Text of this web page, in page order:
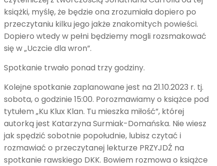
książki, myślę, że będzie ona zrozumiała dopiero po
przeczytaniu kilku jego jakże znakomitych powieści.
Dopiero wtedy w pełni będziemy mogli rozsmakować
się w „Uczcie dla wron”.
Spotkanie trwało ponad trzy godziny.
Kolejne spotkanie zaplanowane jest na 21.10.2023 r. tj.
sobota, o godzinie 15:00. Porozmawiamy o książce pod
tytułem „Ku Klux Klan. Tu mieszka miłość”, której
autorką jest Katarzyna Surmiak-Domańska. Nie wiesz
jak spędzić sobotnie popołudnie, lubisz czytać i
rozmawiać o przeczytanej lekturze PRZYJDŹ na
spotkanie rawskiego DKK. Bowiem rozmowa o książce